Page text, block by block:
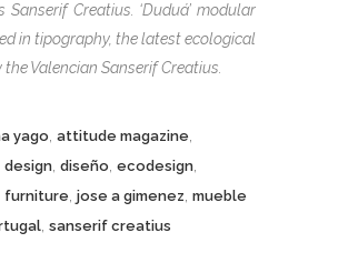
Sanserif Creatius. ‘Duduá’ modular
in tipography, the latest ecological
Valencian Sanserif Creatius.
yago, attitude magazine,
design, diseño, ecodesign,
furniture, jose a gimenez, mueble
, sanserif creatius